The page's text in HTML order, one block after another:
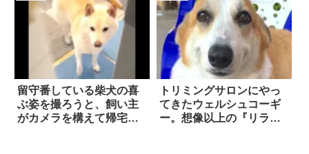
留守番している柴犬の喜
ぶ姿を撮ろうと、飼い主
がカメラを構えて帰宅す
トリミングサロンにやっ
てきたウェルシュコーギ
ー。想像以上の『リラッ